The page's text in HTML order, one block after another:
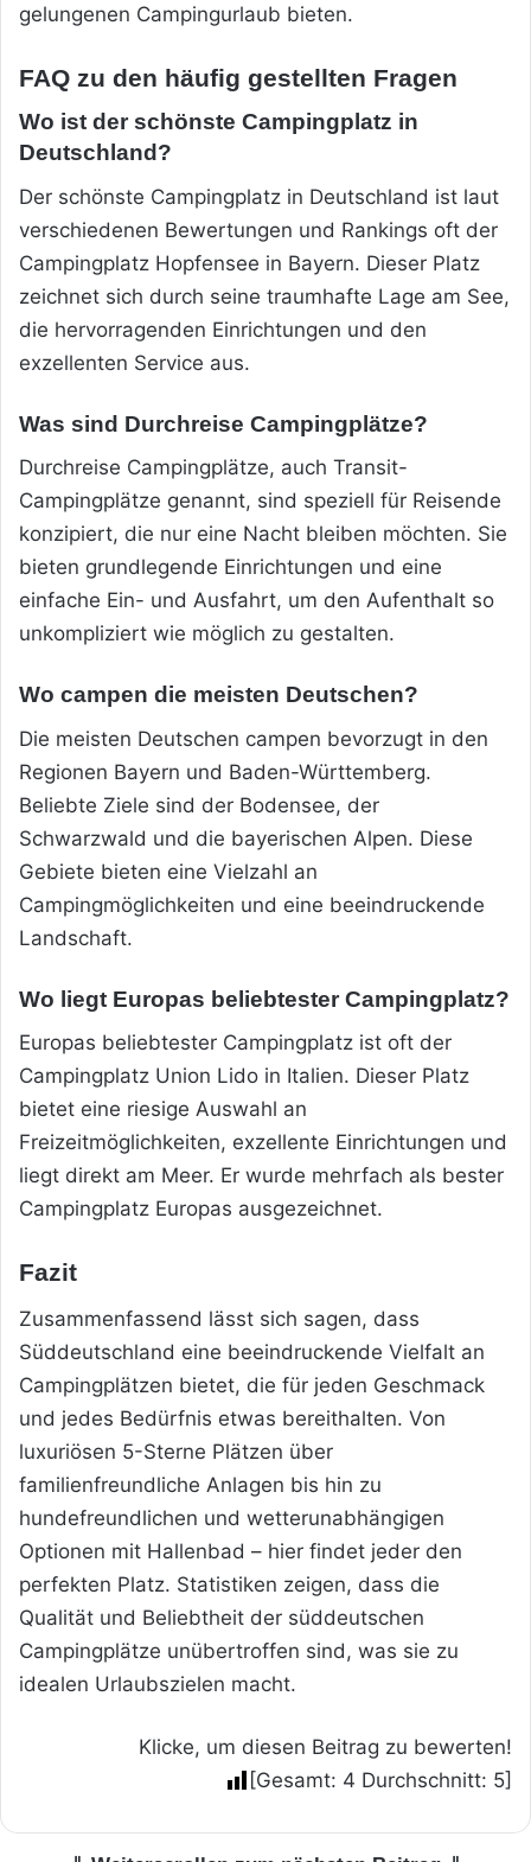
gelungenen Campingurlaub bieten.
FAQ zu den häufig gestellten Fragen
Wo ist der schönste Campingplatz in
Deutschland?
Der schönste Campingplatz in Deutschland ist laut
verschiedenen Bewertungen und Rankings oft der
Campingplatz Hopfensee in Bayern. Dieser Platz
zeichnet sich durch seine traumhafte Lage am See,
die hervorragenden Einrichtungen und den
exzellenten Service aus.
Was sind Durchreise Campingplätze?
Durchreise Campingplätze, auch Transit-
Campingplätze genannt, sind speziell für Reisende
konzipiert, die nur eine Nacht bleiben möchten. Sie
bieten grundlegende Einrichtungen und eine
einfache Ein- und Ausfahrt, um den Aufenthalt so
unkompliziert wie möglich zu gestalten.
Wo campen die meisten Deutschen?
Die meisten Deutschen campen bevorzugt in den
Regionen Bayern und Baden-Württemberg.
Beliebte Ziele sind der Bodensee, der
Schwarzwald und die bayerischen Alpen. Diese
Gebiete bieten eine Vielzahl an
Campingmöglichkeiten und eine beeindruckende
Landschaft.
Wo liegt Europas beliebtester Campingplatz?
Europas beliebtester Campingplatz ist oft der
Campingplatz Union Lido in Italien. Dieser Platz
bietet eine riesige Auswahl an
Freizeitmöglichkeiten, exzellente Einrichtungen und
liegt direkt am Meer. Er wurde mehrfach als bester
Campingplatz Europas ausgezeichnet.
Fazit
Zusammenfassend lässt sich sagen, dass
Süddeutschland eine beeindruckende Vielfalt an
Campingplätzen bietet, die für jeden Geschmack
und jedes Bedürfnis etwas bereithalten. Von
luxuriösen 5-Sterne Plätzen über
familienfreundliche Anlagen bis hin zu
hundefreundlichen und wetterunabhängigen
Optionen mit Hallenbad – hier findet jeder den
perfekten Platz. Statistiken zeigen, dass die
Qualität und Beliebtheit der süddeutschen
Campingplätze unübertroffen sind, was sie zu
idealen Urlaubszielen macht.
Klicke, um diesen Beitrag zu bewerten!
[Gesamt: 4 Durchschnitt: 5]